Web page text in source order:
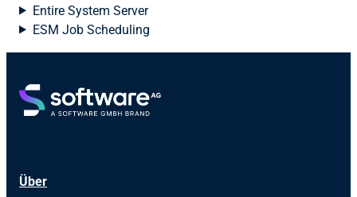
Entire System Server
ESM Job Scheduling
Über